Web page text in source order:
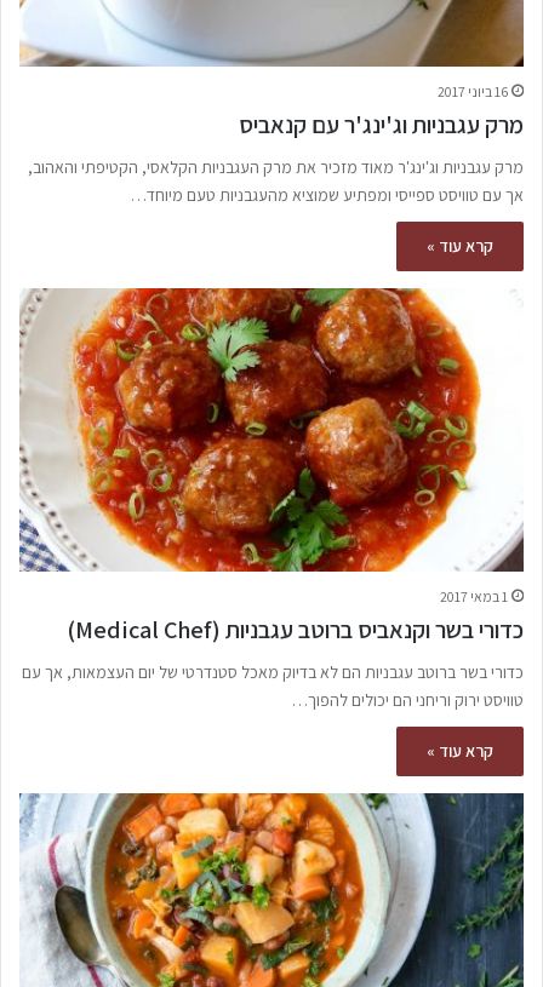
16 ביוני 2017
מרק עגבניות וג'ינג'ר עם קנאביס
מרק עגבניות וג'ינג'ר מאוד מזכיר את מרק העגבניות הקלאסי, הקטיפתי והאהוב,
אך עם טוויסט ספייסי ומפתיע שמוציא מהעגבניות טעם מיוחד…
קרא עוד »
1 במאי 2017
כדורי בשר וקנאביס ברוטב עגבניות (Medical Chef)
כדורי בשר ברוטב עגבניות הם לא בדיוק מאכל סטנדרטי של יום העצמאות, אך עם
טוויסט ירוק וריחני הם יכולים להפוך…
קרא עוד »